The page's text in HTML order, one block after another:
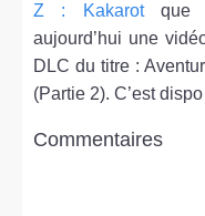
Z : Kakarotque
aujourd’hui une
DLC du titre :
(Partie 2). C’est
Commentaires